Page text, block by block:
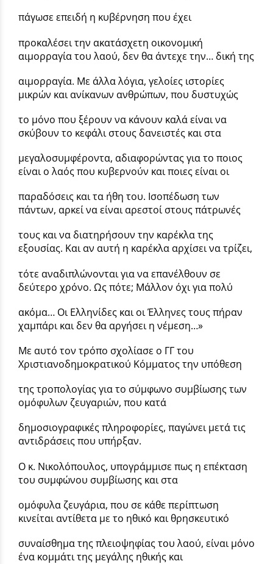
πάγωσε επειδή η κυβέρνηση που έχει
προκαλέσει την ακατάσχετη οικονομική
αιμορραγία του λαού, δεν θα άντεχε την… δική της
αιμορραγία. Με άλλα λόγια, γελοίες ιστορίες
μικρών και ανίκανων ανθρώπων, που δυστυχώς
το μόνο που ξέρουν να κάνουν καλά είναι να
σκύβουν το κεφάλι στους δανειστές και στα
μεγαλοσυμφέροντα, αδιαφορώντας για το ποιος
είναι ο λαός που κυβερνούν και ποιες είναι οι
παραδόσεις και τα ήθη του. Ισοπέδωση των
πάντων, αρκεί να είναι αρεστοί στους πάτρωνές
τους και να διατηρήσουν την καρέκλα της
εξουσίας. Και αν αυτή η καρέκλα αρχίσει να τρίζει,
τότε αναδιπλώνονται για να επανέλθουν σε
δεύτερο χρόνο. Ως πότε; Μάλλον όχι για πολύ
ακόμα… Οι Ελληνίδες και οι Έλληνες τους πήραν
χαμπάρι και δεν θα αργήσει η νέμεση…»
Με αυτό τον τρόπο σχολίασε ο ΓΓ του
Χριστιανοδημοκρατικού Κόμματος την υπόθεση
της τροπολογίας για το σύμφωνο συμβίωσης των
ομόφυλων ζευγαριών, που κατά
δημοσιογραφικές πληροφορίες, παγώνει μετά τις
αντιδράσεις που υπήρξαν.
Ο κ. Νικολόπουλος, υπογράμμισε πως η επέκταση
του συμφώνου συμβίωσης και στα
ομόφυλα ζευγάρια, που σε κάθε περίπτωση
κινείται αντίθετα με το ηθικό και θρησκευτικό
συναίσθημα της πλειοψηφίας του λαού, είναι μόνο
ένα κομμάτι της μεγάλης ηθικής και